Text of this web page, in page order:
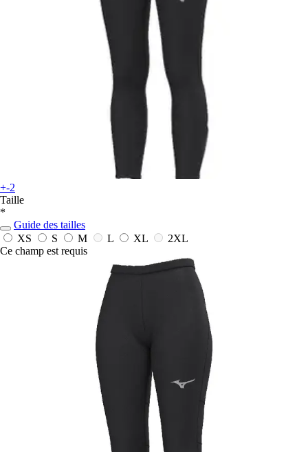
+-2
Taille
*
Guide des tailles
XS
S M L XL
2XL
Ce champ est requis